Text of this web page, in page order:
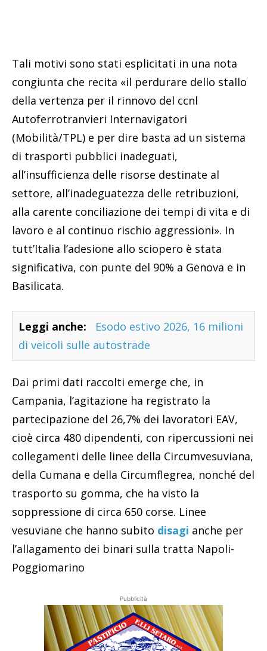
Tali motivi sono stati esplicitati in una nota
congiunta che recita «il perdurare dello stallo
della vertenza per il rinnovo del ccnl
Autoferrotranvieri Internavigatori
(Mobilità/TPL) e per dire basta ad un sistema
di trasporti pubblici inadeguati,
all’insufficienza delle risorse destinate al
settore, all’inadeguatezza delle retribuzioni,
alla carente conciliazione dei tempi di vita e di
lavoro e al continuo rischio aggressioni». In
tutt’Italia l’adesione allo sciopero è stata
significativa, con punte del 90% a Genova e in
Basilicata.
Leggi anche:
Esodo estivo 2026, 16 milioni
di veicoli sulle autostrade
Dai primi dati raccolti emerge che, in
Campania, l’agitazione ha registrato la
partecipazione del 26,7% dei lavoratori EAV,
cioè circa 480 dipendenti, con ripercussioni nei
collegamenti delle linee della Circumvesuviana,
della Cumana e della Circumflegrea, nonché del
trasporto su gomma, che ha visto la
soppressione di circa 650 corse. Linee
vesuviane che hanno subito disagi anche per
l’allagamento dei binari sulla tratta Napoli-
Poggiomarino
Pubblicità